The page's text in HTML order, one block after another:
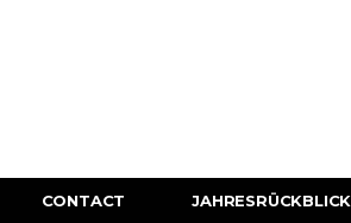
CONTACT JAHRESRÜCKBLICK